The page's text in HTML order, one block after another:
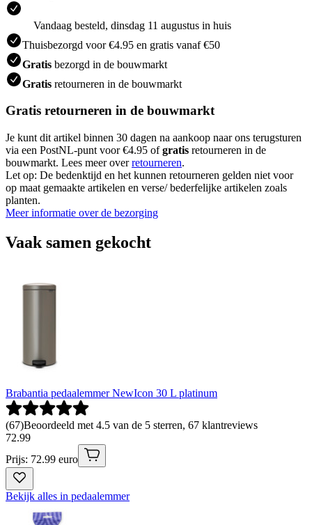
Vandaag besteld, dinsdag 11 augustus in huis
Thuisbezorgd voor €4.95 en gratis vanaf €50
Gratis bezorgd in de bouwmarkt
Gratis retourneren in de bouwmarkt
Gratis retourneren in de bouwmarkt
Je kunt dit artikel binnen 30 dagen na aankoop naar ons terugsturen
via een PostNL-punt voor €4.95 ofgratis retourneren in de
bouwmarkt. Lees meer overretourneren.
Let op: De bedenktijd en het kunnen retourneren gelden niet voor
op maat gemaakte artikelen en verse/ bederfelijke artikelen zoals
planten.
Meer informatie over de bezorging
Vaak samen gekocht
Brabantia pedaalemmer NewIcon 30 L platinum
(67)Beoordeeld met 4.5 van de 5 sterren, 67 klantreviews
72.99
Prijs: 72.99 euro
Bekijk alles in pedaalemmer